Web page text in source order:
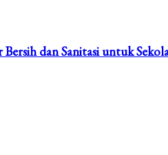
dan Sanitasi untuk